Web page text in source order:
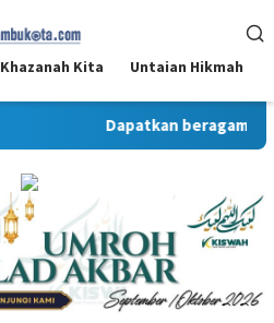
Khazanah Kita Untaian Hikmah
Dapatkan beragam